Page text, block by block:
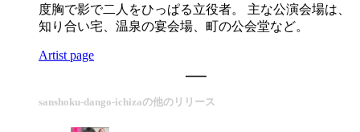
度胸で影で二人をひっぱる立役者。 主な公演会場は、
知り合い宅、温泉の宴会場、町の公会堂など。
Artist page
sanshoku-dango-ichizaの他のリリース